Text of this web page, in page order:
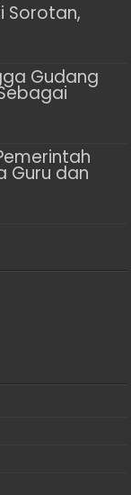
Sorotan,
Gudang
Guru dan